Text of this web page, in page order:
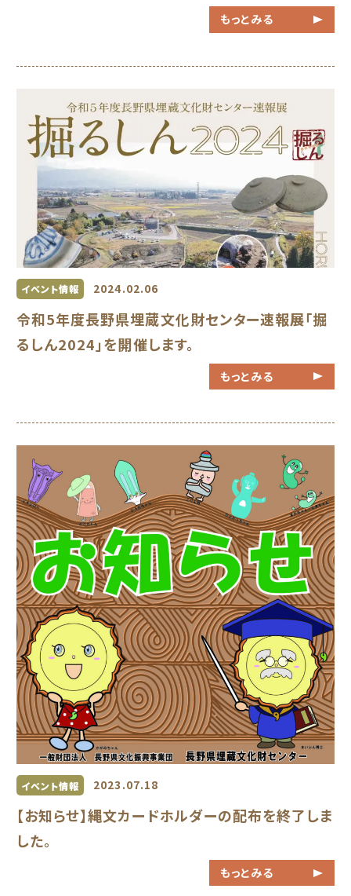
もっとみる
イベント情報 2024.02.06
令和5年度長野県埋蔵文化財センター速報展「掘
るしん2024」を開催します。
もっとみる
イベント情報 2023.07.18
【お知らせ】縄文カードホルダーの配布を終了しま
した。
もっとみる